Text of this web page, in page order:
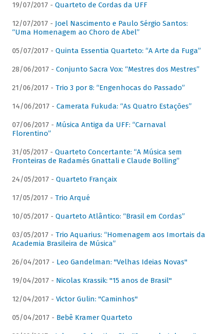
19/07/2017 - Quarteto de Cordas da UFF
12/07/2017 - Joel Nascimento e Paulo Sérgio Santos:
“Uma Homenagem ao Choro de Abel”
05/07/2017 - Quinta Essentia Quarteto: “A Arte da Fuga”
28/06/2017 - Conjunto Sacra Vox: “Mestres dos Mestres”
21/06/2017 - Trio 3 por 8: “Engenhocas do Passado”
14/06/2017 - Camerata Fukuda: “As Quatro Estações”
07/06/2017 - Música Antiga da UFF: “Carnaval
Florentino”
31/05/2017 - Quarteto Concertante: “A Música sem
Fronteiras de Radamés Gnattali e Claude Bolling”
24/05/2017 - Quarteto Françaix
17/05/2017 - Trio Arqué
10/05/2017 - Quarteto Atlântico: “Brasil em Cordas”
03/05/2017 - Trio Aquarius: “Homenagem aos Imortais da
Academia Brasileira de Música”
26/04/2017 - Leo Gandelman: "Velhas Ideias Novas"
19/04/2017 - Nicolas Krassik: "15 anos de Brasil"
12/04/2017 - Victor Gulin: "Caminhos"
05/04/2017 - Bebê Kramer Quarteto